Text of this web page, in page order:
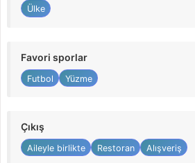
Ülke
Favori sporlar
Futbol Yüzme
Çıkış
Aileyle birlikte Restoran Alışveriş